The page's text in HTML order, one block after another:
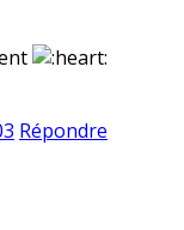
Répondre